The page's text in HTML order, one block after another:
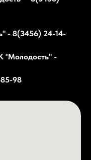
- 8(3456) 24-14-
"Молодость" -
98